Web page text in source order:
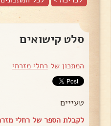
סלט קישואים
המתכון של רחלי מזרחי
טעייים
לקבלת הספר של רחלי